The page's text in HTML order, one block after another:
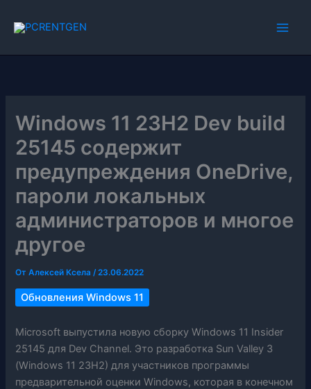
Windows 11 23H2 Dev build
25145 содержит
предупреждения OneDrive,
пароли локальных
администраторов и многое
другое
ОтАлексей Ксела/23.06.2022
Обновления Windows 11
Microsoft выпустила новую сборку Windows 11 Insider
25145 для Dev Channel. Это разработка Sun Valley 3
(Windows 11 23H2) для участников программы
предварительной оценки Windows, которая в конечном